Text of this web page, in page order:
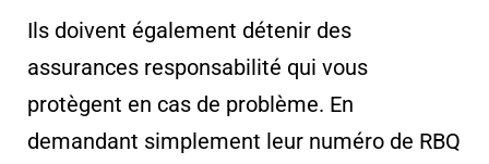
Ils doivent également détenir des
assurances responsabilité qui vous
protègent en cas de problème. En
demandant simplement leur numéro de RBQ